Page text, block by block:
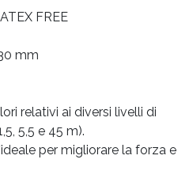
FREE
mm
relativi ai diversi livelli di
5,5 e 45 m).
per migliorare la forza e